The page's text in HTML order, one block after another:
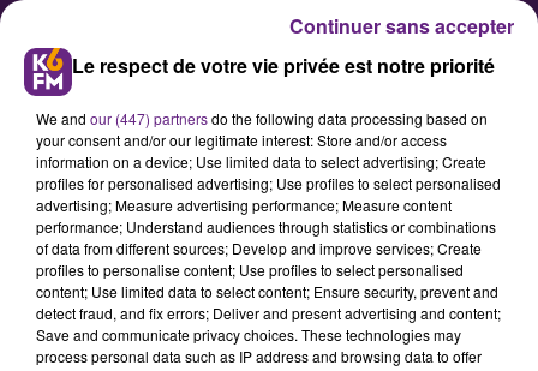
Des perturbations à prévoir ce
mardi sur les bus Lianes
En raison d’un nouvel appel à la
Le respect de votre vie privée est notre priorité
We and our (447) partnersdo the following data processing based on
your consent and/or our legitimate interest: Store and/or access
information on a device; Use limited data to select advertising; Create
profiles for personalised advertising; Use profiles to select personalised
advertising; Measure advertising performance; Measure content
performance; Understand audiences through statistics or combinations
of data from different sources; Develop and improve services; Create
profiles to personalise content; Use profiles to select personalised
content; Use limited data to select content; Ensure security, prevent and
detect fraud, and fix errors; Deliver and present advertising and content;
Save and communicate privacy choices. These technologies may
process personal data such as IP address and browsing data to offer
Continuer sans accepter